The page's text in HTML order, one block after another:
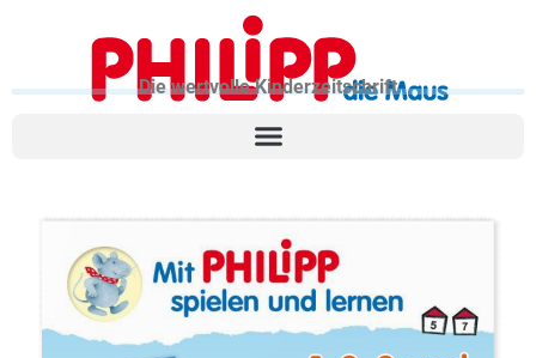
Die wertvolle Kinderzeitschrift